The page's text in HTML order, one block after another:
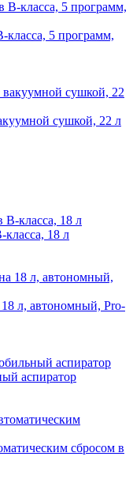
класса, 5 программ,
сушкой, 22 л
класса, 18 л
л, автономный, Pro-
аспиратор
сбросом в